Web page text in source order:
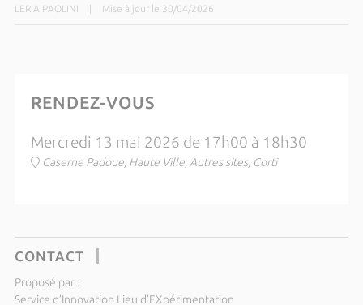
LERIA PAOLINI Mise à jour le 30/04/2026
RENDEZ-VOUS
Mercredi 13 mai 2026 de 17h00 à 18h30
Caserne Padoue, Haute Ville, Autres sites, Corti
CONTACT
Proposé par :
Service d’Innovation Lieu d’EXpérimentation